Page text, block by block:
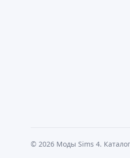
© 2026 Моды Sims 4.